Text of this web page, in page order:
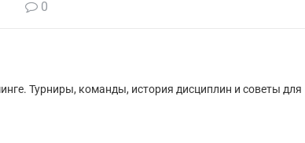
0
Турниры, команды, история дисциплин и советы для